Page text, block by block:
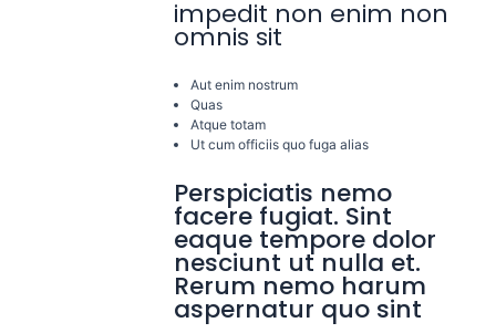
impedit non enim non
omnis sit
Aut enim nostrum
Quas
Atque totam
Ut cum officiis quo fuga alias
Perspiciatis nemo
facere fugiat. Sint
eaque tempore dolor
nesciunt ut nulla et.
Rerum nemo harum
aspernatur quo sint